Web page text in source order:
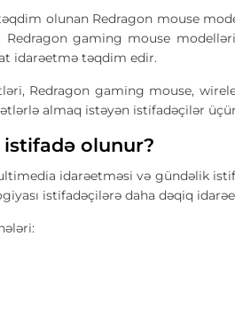
olunan Redragon mouse
gaming mouse
idarəetmə təqdim edir.
Redragon gaming mouse,
almaq istəyən istifadəçilər
istifadə olunur?
idarəetməsi və gündəlik
istifadəçilərə daha dəqiq